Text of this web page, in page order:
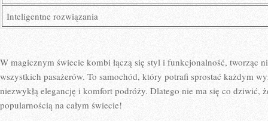
Inteligentne‍ rozwiązania
W magicznym świecie kombi ⁢łączą się styl⁣ i ​funkcjonalność, tworząc‍
wszystkich ⁣pasażerów. To samochód, który potrafi sprostać każdym
niezwykłą elegancję i komfort podróży. Dlatego nie ​ma się ⁣co dziwić,
popularnością na całym ⁣świecie!